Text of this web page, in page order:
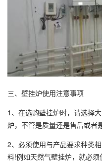
三、壁挂炉使用注意事项
1、在选购壁挂炉时，请选择
炉，不管是质量还是售后或者
2、必须使用与产品要求种类
料!例如天然气壁挂炉，就必须